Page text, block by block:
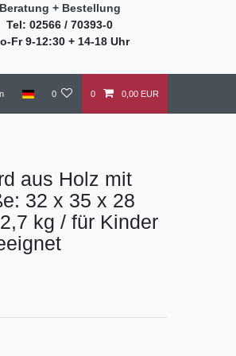
Beratung + Bestellung
Tel: 02566 / 70393-0
Fr 9-12:30 + 14-18 Uhr
0 0 0,00 EUR
aus Holz mit
32 x 35 x 28
kg / für Kinder